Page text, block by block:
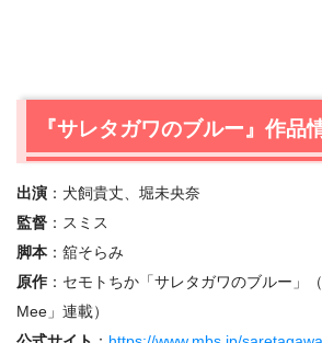
『サレタガワのブルー』作品
出演 ：犬飼貴丈、堀未央奈
監督 ：スミス
脚本：舘そらみ
原作：セモトちか「サレタガワのブルー」
Mee」連載）